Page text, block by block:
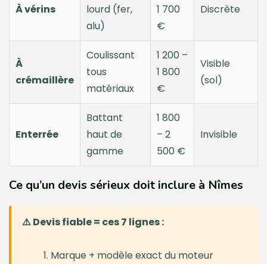
À vérins
lourd (fer,
alu)
1 700
€
Discrète
À
crémaillère
Coulissant
tous
matériaux
1 200 –
1 800
€
Visible
(sol)
Enterrée
Battant
haut de
gamme
1 800
– 2
500 €
Invisible
Ce qu’un devis sérieux doit inclure à Nîmes
⚠️ Devis fiable = ces 7 lignes :
Marque + modèle exact du moteur